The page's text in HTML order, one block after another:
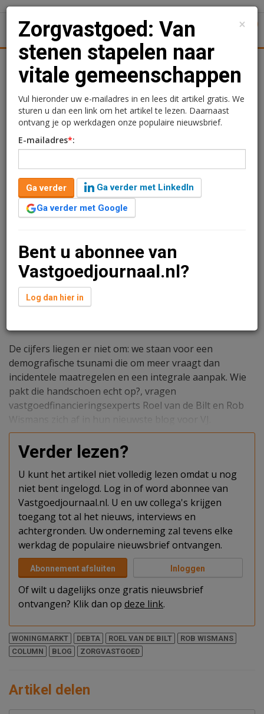
Nieuws Uitgelicht Achtergronden Woningmarkt
Zorgvastgoed: Van stenen
stapelen naar vitale
gemeenschappen
De cijfers liegen er niet om: we staan voor een
demografische tsunami die om meer vraagt dan
incidentele maatregelen en een integrale aanpak. Wie
pakt die handschoen echt op?, vragen
vastgoedfinancieringsexperts Roel van de Bilt en Rob
Wismans zich af in hun nieuwste blog voor VJ.
Verder lezen?
U kunt het artikel niet volledig lezen omdat u nog
niet bent ingelogd. Log in of word abonnee van
Vastgoedjournaal.nl. U en uw collega's krijgen
toegang tot al het nieuws, interviews en
achtergronden. Uw onderneming zal tevens elke
werkdag de populaire nieuwsbrief ontvangen.
Abonnement afsluiten Inloggen
Of wilt u dagelijks onze gratis nieuwsbrief
ontvangen? Klik dan op deze link.
WONINGMARKT DEBTA ROEL VAN DE BILT
ROB WISMANS
COLUMN
BLOG ZORGVASTGOED
Artikel delen
×
Zorgvastgoed: Van
stenen stapelen naar
vitale gemeenschappen
Vul hieronder uw e-mailadres in en lees dit artikel gratis. We
sturen u dan een link om het artikel te lezen. Daarnaast
ontvang je op werkdagen onze populaire nieuwsbrief.
E-mailadres*:
Ga verder
Ga verder met LinkedIn
Ga verder met Google
Bent u abonnee van
Vastgoedjournaal.nl?
Log dan hier in